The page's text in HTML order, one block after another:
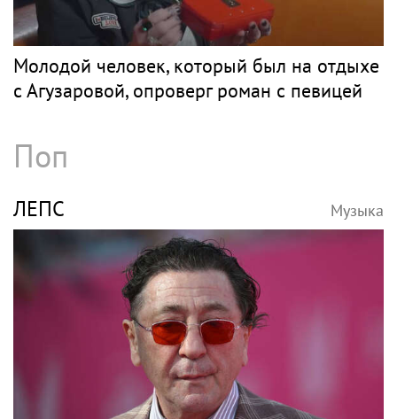
Молодой человек, который был на отдыхе
с Агузаровой, опроверг роман с певицей
Поп
ЛЕПС Музыка